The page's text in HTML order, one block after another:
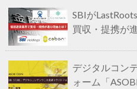
SBIが
買収・提携が
デジタルコン
ォーム「